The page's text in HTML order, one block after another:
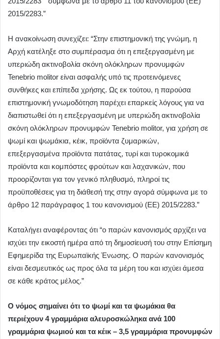
2015/2283.”
Η ανακοίνωση συνεχίζει: “Στην επιστημονική της γνώμη, η
Αρχή κατέληξε στο συμπέρασμα ότι η επεξεργασμένη με
υπεριώδη ακτινοβολία σκόνη ολόκληρων προνυμφών
Tenebrio molitor είναι ασφαλής υπό τις προτεινόμενες
συνθήκες και επίπεδα χρήσης. Ως εκ τούτου, η παρούσα
επιστημονική γνωμοδότηση παρέχει επαρκείς λόγους για να
διαπιστωθεί ότι η επεξεργασμένη με υπεριώδη ακτινοβολία
σκόνη ολόκληρων προνυμφών Tenebrio molitor, για χρήση σε
ψωμί και ψωμάκια, κέικ, προϊόντα ζυμαρικών,
επεξεργασμένα προϊόντα πατάτας, τυρί και τυροκομικά
προϊόντα και κομπόστες φρούτων και λαχανικών, που
προορίζονται για τον γενικό πληθυσμό, πληροί τις
προϋποθέσεις για τη διάθεσή της στην αγορά σύμφωνα με το
άρθρο 12 παράγραφος 1 του κανονισμού (ΕΕ) 2015/2283.”
Καταλήγει αναφέροντας ότι “ο παρών κανονισμός αρχίζει να
ισχύει την εικοστή ημέρα από τη δημοσίευσή του στην Επίσημη
Εφημερίδα της Ευρωπαϊκής Ένωσης. Ο παρών κανονισμός
είναι δεσμευτικός ως προς όλα τα μέρη του και ισχύει άμεσα
σε κάθε κράτος μέλος.”
Ο νόμος σημαίνει ότι το ψωμί και τα ψωμάκια θα
περιέχουν 4 γραμμάρια αλευροσκώληκα ανά 100
γραμμάρια ψωμιού και τα κέικ – 3,5 γραμμάρια προνυμφών